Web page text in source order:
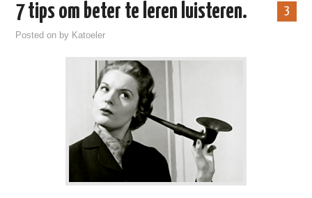
3
7 tips om beter te leren luisteren.
Posted on by Katoeler